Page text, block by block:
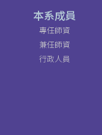
本系成員
專任師資
兼任師資
行政人員